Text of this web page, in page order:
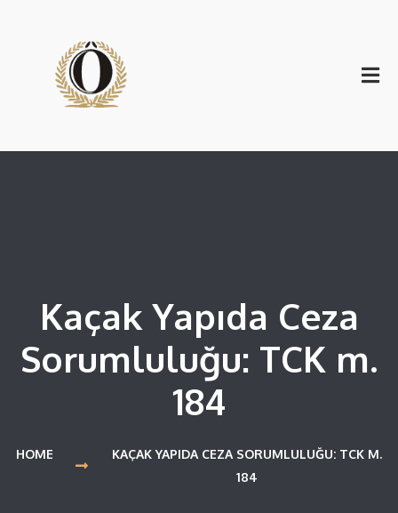
Kaçak Yapıda Ceza
Sorumluluğu: TCK m.
184
HOME
KAÇAK YAPIDA CEZA SORUMLULUĞU: TCK M.
184